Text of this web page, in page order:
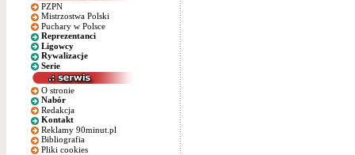
PZPN
Mistrzostwa Polski
Puchary w Polsce
Reprezentanci
Ligowcy
Rywalizacje
Serie
O stronie
Nabór
Redakcja
Kontakt
Reklamy 90minut.pl
Bibliografia
Pliki cookies